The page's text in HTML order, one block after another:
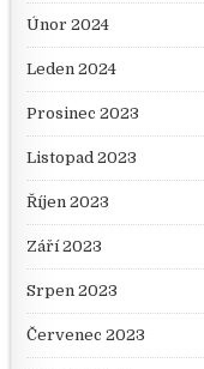
Únor 2024
Leden 2024
Prosinec 2023
Listopad 2023
Říjen 2023
Září 2023
Srpen 2023
Červenec 2023